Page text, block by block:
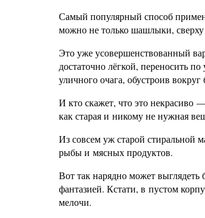
Самый популярный способ
можно не только шашлыки, сверху
Это уже усовершенствованный
достаточно лёгкой, переносить
уличного очага, обустроив
И кто скажет, что это некрасиво
как старая и никому не нужная
Из совсем уж старой стиральной
рыбы и мясных продуктов.
Вот так нарядно может
фантазией. Кстати, в пустом
мелочи.